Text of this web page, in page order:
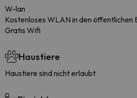
W-lan
Kostenloses WLAN in den öffentlichen
Gratis Wifi
Haustiere
Haustiere sind nicht erlaubt